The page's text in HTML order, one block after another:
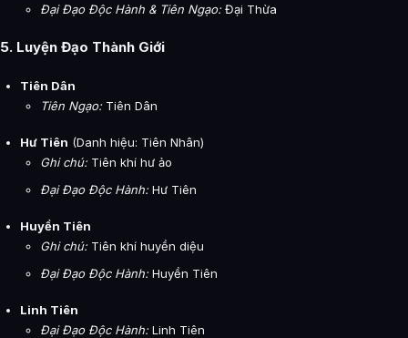
Đại Đạo Độc Hành & Tiên Ngạo:Đại Thừa
5. Luyện Đạo Thành Giới
Tiên Dân
Tiên Ngạo:Tiên Dân
Hư Tiên (Danh hiệu: Tiên Nhân)
Ghi chú:Tiên khí hư ảo
Đại Đạo Độc Hành:Hư Tiên
Huyền Tiên
Ghi chú:Tiên khí huyền diệu
Đại Đạo Độc Hành:Huyền Tiên
Linh Tiên
Đại Đạo Độc Hành:Linh Tiên